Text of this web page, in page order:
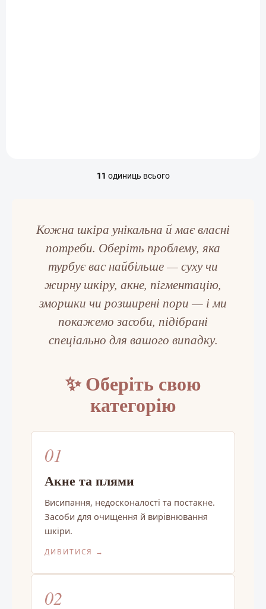
Е
е
н
т
и
к
е
р
у
а
н
п
и
с
о
11 одиниць всього
Кожна шкіра унікальна й має власні
потреби. Оберіть проблему, яка
турбує вас найбільше — суху чи
жирну шкіру, акне, пігментацію,
зморшки чи розширені пори — і ми
покажемо засоби, підібрані
спеціально для вашого випадку.
✨ Оберіть свою
категорію
01
Акне та плями
Висипання, недосконалості та постакне.
Засоби для очищення й вирівнювання
шкіри.
ДИВИТИСЯ →
02